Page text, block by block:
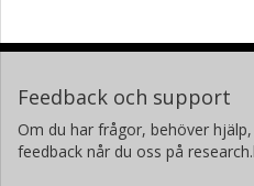
Feedback och support
Om du har frågor, behöver
feedback når du oss på